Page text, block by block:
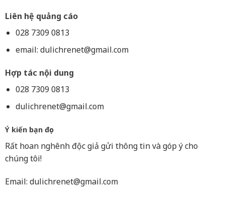
Liên hệ quảng cáo
028 7309 0813
email: dulichrenet@gmail.com
Hợp tác nội dung
028 7309 0813
dulichrenet@gmail.com
Ý kiến bạn đọc
Rất hoan nghênh độc giả gửi thông tin và góp ý cho
chúng tôi!
Email: dulichrenet@gmail.com